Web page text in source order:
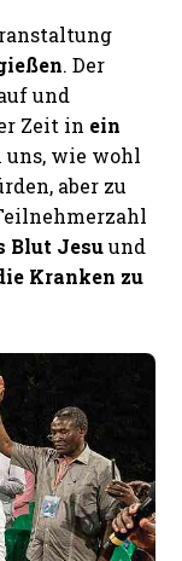
. Der
und
Zeit in ein
wie wohl
aber zu
Blut Jesuund
Kranken zu